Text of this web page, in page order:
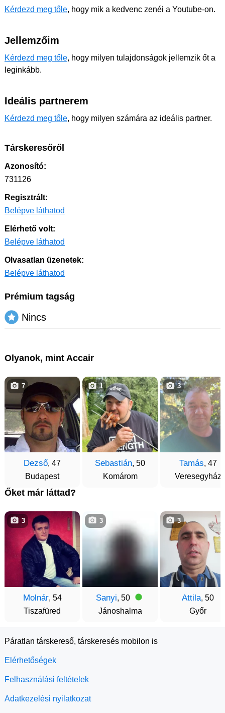
Kérdezd meg tőle, hogy mik a kedvenc zenéi a Youtube-on.
Jellemzőim
Kérdezd meg tőle, hogy milyen tulajdonságok jellemzik őt a
leginkább.
Ideális partnerem
Kérdezd meg tőle, hogy milyen számára az ideális partner.
Társkeresőről
Azonosító:
731126
Regisztrált:
Belépve láthatod
Elérhető volt:
Belépve láthatod
Olvasatlan üzenetek:
Belépve láthatod
Prémium tagság
Nincs
Olyanok, mint Accair
Dezső, 47
Budapest
7
Sebastián, 50
Komárom
1
Tamás, 47
Veresegyház
3
Őket már láttad?
Molnár, 54
Tiszafüred
3
Sanyi, 50
Jánoshalma
3
Attila, 50
Győr
3
Páratlan társkereső, társkeresés mobilon is
Elérhetőségek
Felhasználási feltételek
Adatkezelési nyilatkozat